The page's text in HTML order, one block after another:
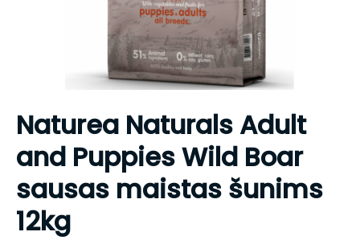
Naturea Naturals Adult
and Puppies Wild Boar
sausas maistas šunims
12kg